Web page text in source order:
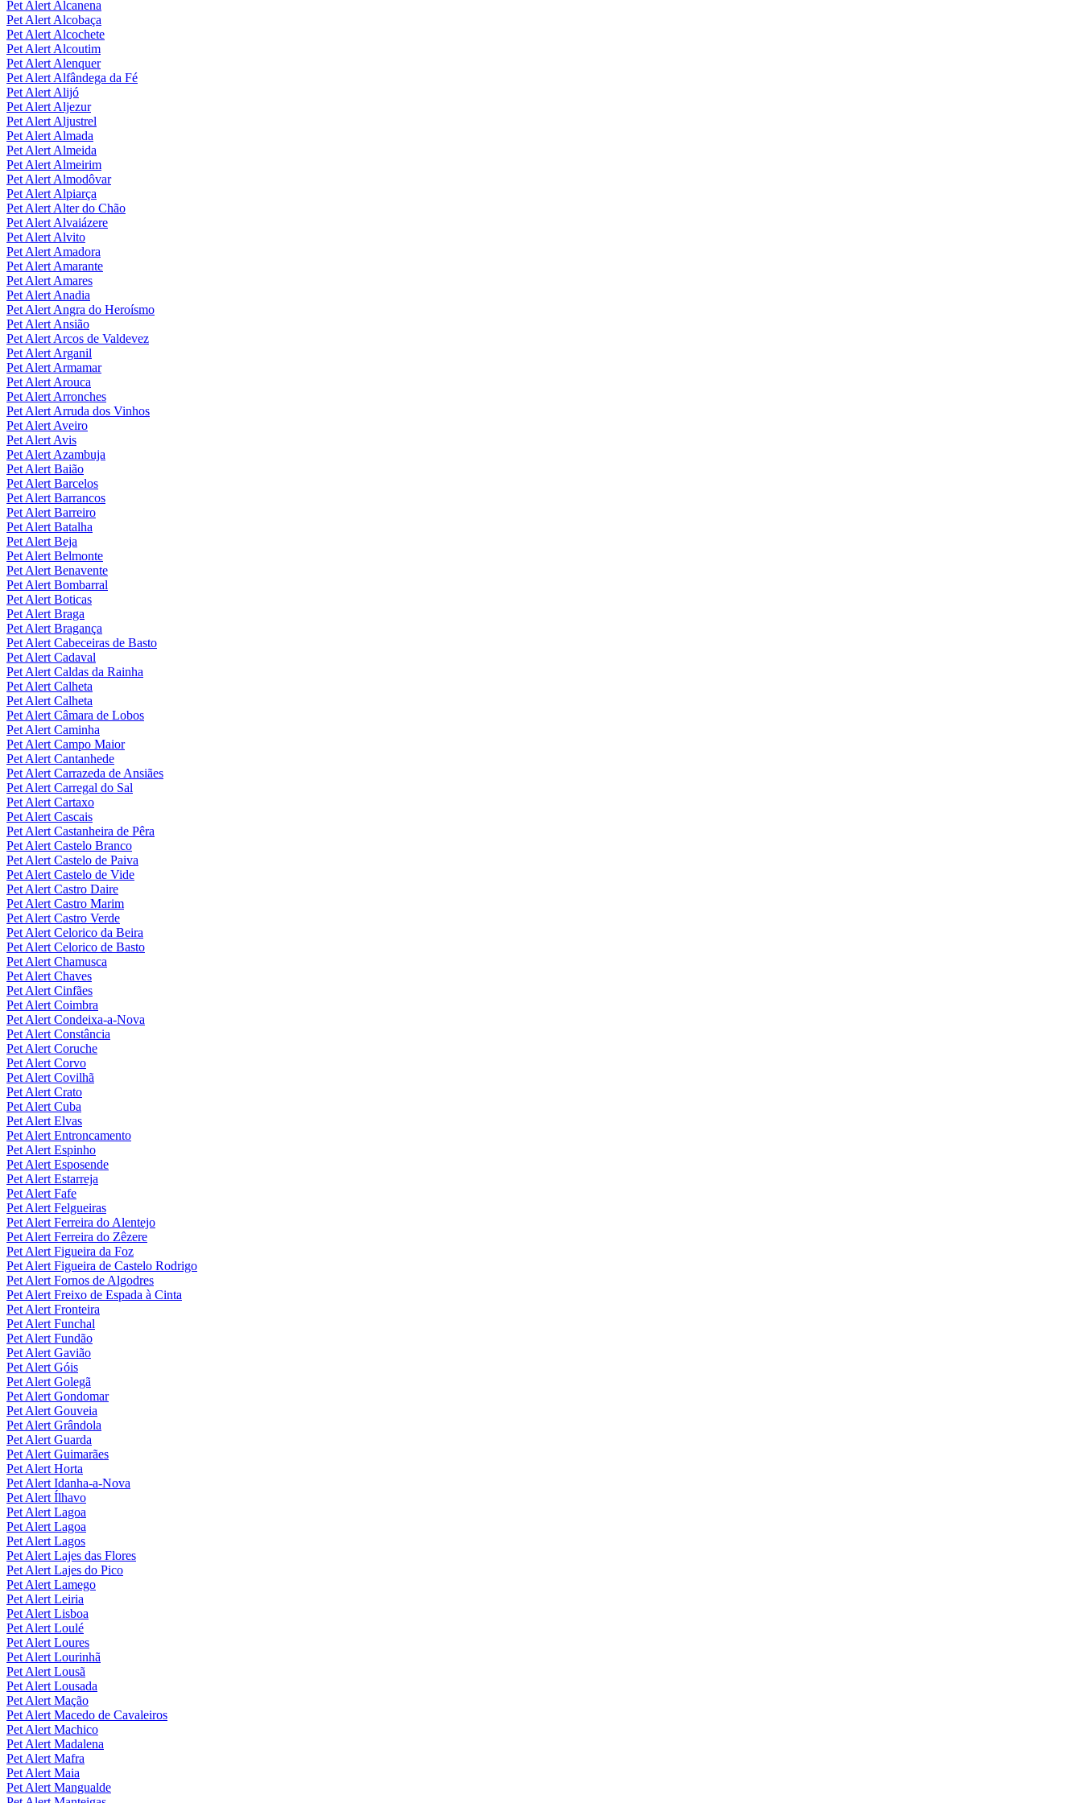
Pet Alert Alcanena
Pet Alert Alcobaça
Pet Alert Alcochete
Pet Alert Alcoutim
Pet Alert Alenquer
Pet Alert Alfândega da Fé
Pet Alert Alijó
Pet Alert Aljezur
Pet Alert Aljustrel
Pet Alert Almada
Pet Alert Almeida
Pet Alert Almeirim
Pet Alert Almodôvar
Pet Alert Alpiarça
Pet Alert Alter do Chão
Pet Alert Alvaiázere
Pet Alert Alvito
Pet Alert Amadora
Pet Alert Amarante
Pet Alert Amares
Pet Alert Anadia
Pet Alert Angra do Heroísmo
Pet Alert Ansião
Pet Alert Arcos de Valdevez
Pet Alert Arganil
Pet Alert Armamar
Pet Alert Arouca
Pet Alert Arronches
Pet Alert Arruda dos Vinhos
Pet Alert Aveiro
Pet Alert Avis
Pet Alert Azambuja
Pet Alert Baião
Pet Alert Barcelos
Pet Alert Barrancos
Pet Alert Barreiro
Pet Alert Batalha
Pet Alert Beja
Pet Alert Belmonte
Pet Alert Benavente
Pet Alert Bombarral
Pet Alert Boticas
Pet Alert Braga
Pet Alert Bragança
Pet Alert Cabeceiras de Basto
Pet Alert Cadaval
Pet Alert Caldas da Rainha
Pet Alert Calheta
Pet Alert Calheta
Pet Alert Câmara de Lobos
Pet Alert Caminha
Pet Alert Campo Maior
Pet Alert Cantanhede
Pet Alert Carrazeda de Ansiães
Pet Alert Carregal do Sal
Pet Alert Cartaxo
Pet Alert Cascais
Pet Alert Castanheira de Pêra
Pet Alert Castelo Branco
Pet Alert Castelo de Paiva
Pet Alert Castelo de Vide
Pet Alert Castro Daire
Pet Alert Castro Marim
Pet Alert Castro Verde
Pet Alert Celorico da Beira
Pet Alert Celorico de Basto
Pet Alert Chamusca
Pet Alert Chaves
Pet Alert Cinfães
Pet Alert Coimbra
Pet Alert Condeixa-a-Nova
Pet Alert Constância
Pet Alert Coruche
Pet Alert Corvo
Pet Alert Covilhã
Pet Alert Crato
Pet Alert Cuba
Pet Alert Elvas
Pet Alert Entroncamento
Pet Alert Espinho
Pet Alert Esposende
Pet Alert Estarreja
Pet Alert Fafe
Pet Alert Felgueiras
Pet Alert Ferreira do Alentejo
Pet Alert Ferreira do Zêzere
Pet Alert Figueira da Foz
Pet Alert Figueira de Castelo Rodrigo
Pet Alert Fornos de Algodres
Pet Alert Freixo de Espada à Cinta
Pet Alert Fronteira
Pet Alert Funchal
Pet Alert Fundão
Pet Alert Gavião
Pet Alert Góis
Pet Alert Golegã
Pet Alert Gondomar
Pet Alert Gouveia
Pet Alert Grândola
Pet Alert Guarda
Pet Alert Guimarães
Pet Alert Horta
Pet Alert Idanha-a-Nova
Pet Alert Ílhavo
Pet Alert Lagoa
Pet Alert Lagoa
Pet Alert Lagos
Pet Alert Lajes das Flores
Pet Alert Lajes do Pico
Pet Alert Lamego
Pet Alert Leiria
Pet Alert Lisboa
Pet Alert Loulé
Pet Alert Loures
Pet Alert Lourinhã
Pet Alert Lousã
Pet Alert Lousada
Pet Alert Mação
Pet Alert Macedo de Cavaleiros
Pet Alert Machico
Pet Alert Madalena
Pet Alert Mafra
Pet Alert Maia
Pet Alert Mangualde